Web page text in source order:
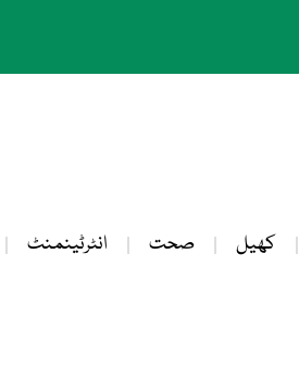
کھیل صحت انٹرٹینمنٹ